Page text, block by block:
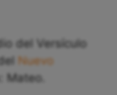
del Versículo
Nuevo
Mateo.